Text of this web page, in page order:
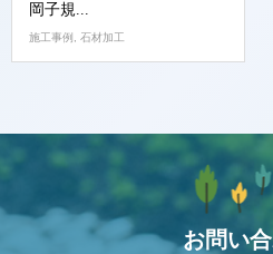
岡子規...
施工事例 石材加工
お問い